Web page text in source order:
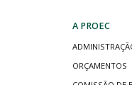
A PROEC
ORÇAMENTOS